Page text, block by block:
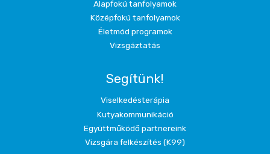
Alapfokú tanfolyamok
Középfokú tanfolyamok
Életmód programok
Vizsgáztatás
Segítünk!
Viselkedésterápia
Kutyakommunikáció
Együttműködő partnereink
Vizsgára felkészítés (K99)